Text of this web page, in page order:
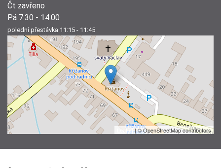
Čt zavřeno
Pá 7:30 - 14:00
polední přestávka 11:15 - 11:45
Leaflet| © OpenStreetMap contributors